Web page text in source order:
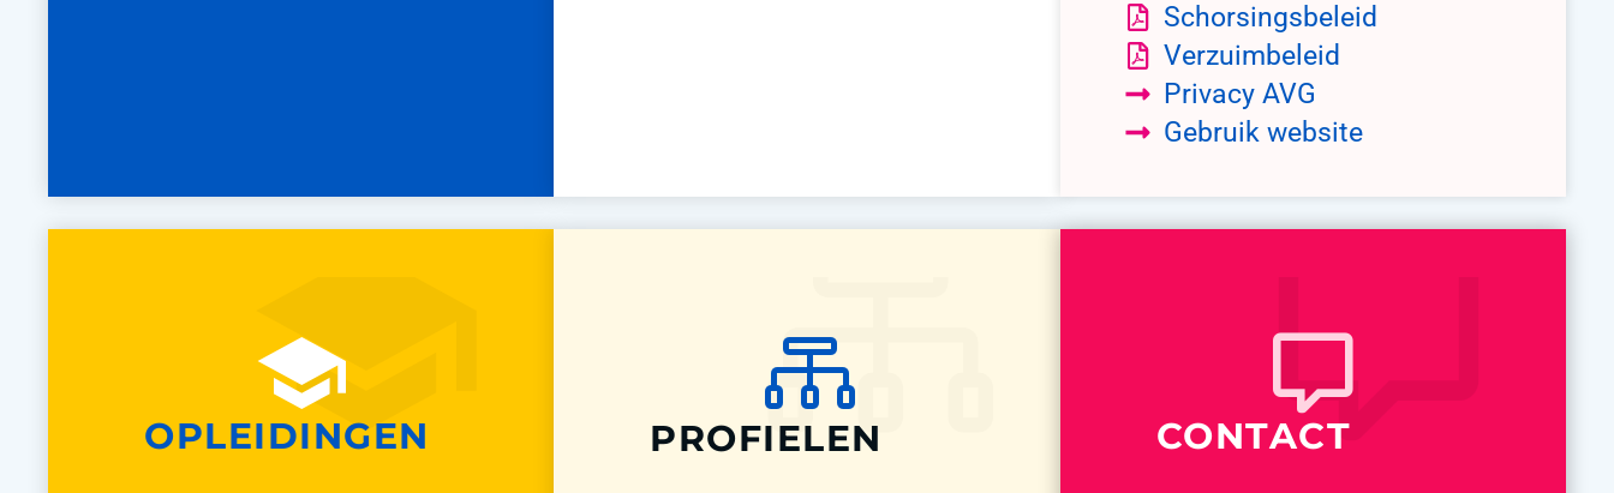
Schorsingsbeleid
Verzuimbeleid
Privacy AVG
Gebruik website
OPLEIDINGEN PROFIELEN CONTACT